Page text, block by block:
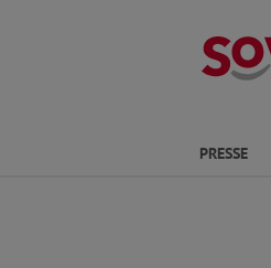
PRESSE